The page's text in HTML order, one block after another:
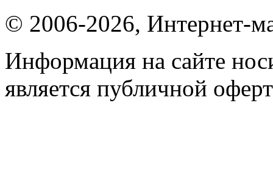
© 2006-2026, Интернет-
Информация на сайте
является публичной